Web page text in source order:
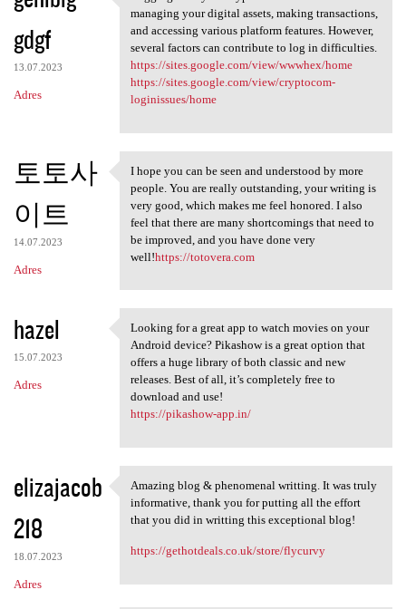
gdgf
13.07.2023
Adres
Logging in to your crypto
managing your digital assets, making transactions,
and accessing various platform features. However,
several factors can contribute to log in difficulties.
https://sites.google.com/view/wwwhex/home
https://sites.google.com/view/cryptocom-
loginissues/home
토토사
이트
14.07.2023
Adres
I hope you can be seen and
I hope you can be seen and understood by more
people. You are really outstanding, your writing is
very good, which makes me feel honored. I also
feel that there are many shortcomings that need to
be improved, and you have done very
well!https://totovera.com
hazel
15.07.2023
Adres
Looking for a great app to
Looking for a great app to watch movies on your
Android device? Pikashow is a great option that
offers a huge library of both classic and new
releases. Best of all, it’s completely free to
download and use!
https://pikashow-app.in/
elizajacob
218
18.07.2023
Adres
Amazing blog & phenomenal
Amazing blog & phenomenal writting. It was truly
informative, thank you for putting all the effort
that you did in writting this exceptional blog!
https://gethotdeals.co.uk/store/flycurvy